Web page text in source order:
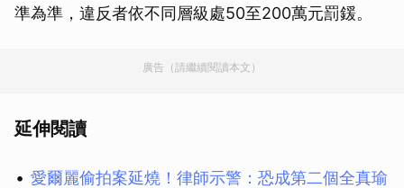
準為準，違反者依不同層級處50至200萬元罰鍰。
廣告（請繼續閱讀本文）
延伸閱讀
愛爾麗偷拍案延燒！律師示警：恐成第二個全真瑜